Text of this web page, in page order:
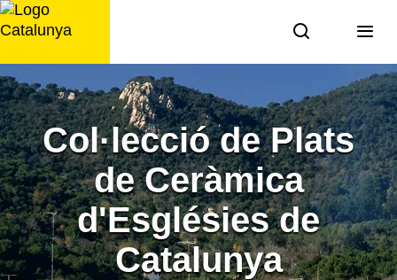
Saltar
al
Col·lecció de Plats
de Ceràmica
d'Esglésies de
Catalunya